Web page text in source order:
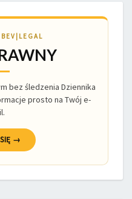
BEV|LEGAL
bez śledzenia Dziennika
prosto na Twój e-
→